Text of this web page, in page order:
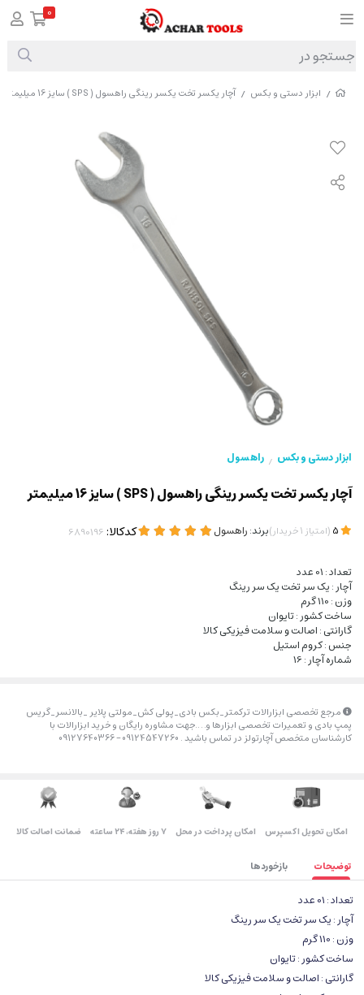
/ ابزار دستی و بکس / آچار یکسر تخت یکسر رینگی راهسول ( SPS ) سایز 16 میلیمتر
ابزار دستی و بکس / راهسول
آچار یکسر تخت یکسر رینگی راهسول ( SPS ) سایز 16 میلیمتر
(امتیاز 1خریدار)برند:راهسول کدکالا:
تعداد : 01 عدد
آچار : یک سر تخت یک سر رینگ
وزن : 110 گرم
ساخت کشور : تایوان
گارانتی : اصالت و سلامت فیزیکی کالا
جنس : کروم استیل
شماره آچار : 16
مرجع تخصصی ابزارالات ترکمتر_بکس بادی_پولی کش_مولتی پلایر _بالانسر_گریس
پمپ بادی و تعمیرات تخصصی ابزارها و….جهت مشاوره رایگان و خرید ابزارالات با
کارشناسان متخصص آچارتولز در تماس باشید . 09124547260 – 09127640366
اﻣﮑﺎن ﺗﺤﻮﯾﻞ اﮐﺴﭙﺮس امکان پرداخت در محل ۷ روز ﻫﻔﺘﻪ، ۲۴ ﺳﺎﻋﺘﻪ ضمانت اصالت کالا
توضیحات بازخوردها
تعداد : 01 عدد
آچار : یک سر تخت یک سر رینگ
وزن : 110 گرم
ساخت کشور : تایوان
گارانتی : اصالت و سلامت فیزیکی کالا
0